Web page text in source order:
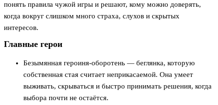
понять правила чужой игры и решают, кому можно доверять,
когда вокруг слишком много страха, слухов и скрытых
интересов.
Главные герои
Безымянная героиня-оборотень — беглянка, которую
собственная стая считает неприкасаемой. Она умеет
выживать, скрываться и быстро принимать решения, когда
выбора почти не остаётся.